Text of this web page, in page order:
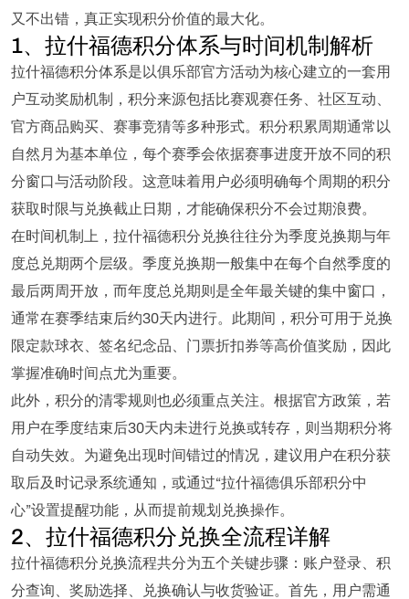
又不出错，真正实现积分价值的最大化。
1、拉什福德积分体系与时间机制解析
拉什福德积分体系是以俱乐部官方活动为核心建立的一套用
户互动奖励机制，积分来源包括比赛观赛任务、社区互动、
官方商品购买、赛事竞猜等多种形式。积分积累周期通常以
自然月为基本单位，每个赛季会依据赛事进度开放不同的积
分窗口与活动阶段。这意味着用户必须明确每个周期的积分
获取时限与兑换截止日期，才能确保积分不会过期浪费。
在时间机制上，拉什福德积分兑换往往分为季度兑换期与年
度总兑期两个层级。季度兑换期一般集中在每个自然季度的
最后两周开放，而年度总兑期则是全年最关键的集中窗口，
通常在赛季结束后约30天内进行。此期间，积分可用于兑换
限定款球衣、签名纪念品、门票折扣券等高价值奖励，因此
掌握准确时间点尤为重要。
此外，积分的清零规则也必须重点关注。根据官方政策，若
用户在季度结束后30天内未进行兑换或转存，则当期积分将
自动失效。为避免出现时间错过的情况，建议用户在积分获
取后及时记录系统通知，或通过“拉什福德俱乐部积分中
心”设置提醒功能，从而提前规划兑换操作。
2、拉什福德积分兑换全流程详解
拉什福德积分兑换流程共分为五个关键步骤：账户登录、积
分查询、奖励选择、兑换确认与收货验证。首先，用户需通